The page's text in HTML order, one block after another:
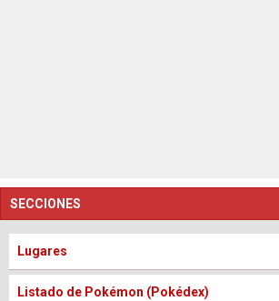
SECCIONES
Lugares
Listado de Pokémon (Pokédex)